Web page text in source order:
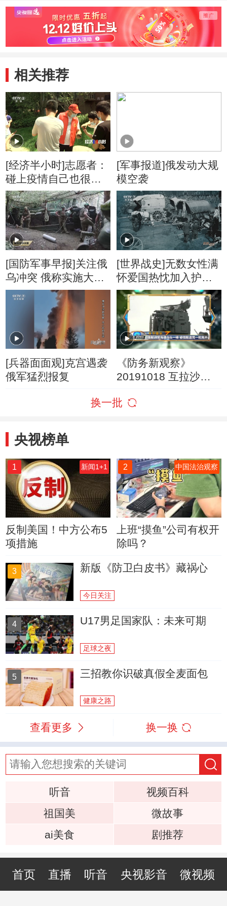
军特别军事行动
相关推荐
[经济半小时]志愿者：
碰上疫情自己也很害
怕 但害怕也得有人挺
身而出
[军事报道]俄发动大规
模空袭
[国防军事早报]关注俄
乌冲突 俄称实施大规
模打击 乌称击退多次
[世界战史]无数女性满
怀爱国热忱加入护士
志愿者队伍
[兵器面面观]克宫遇袭
俄军猛烈报复
《防务新观察》
20191018 互拉沙特
达 美俄对抗急剧升
换一批
央视榜单
1 新闻1+1
反制美国！中方公布5
项措施
2 中国法治观察
上班“摸鱼”公司有权开
除吗？
3 新版《防卫白皮书》藏祸心
今日关注
4 U17男足国家队：未来可期
足球之夜
5 三招教你识破真假全麦面包
健康之路
查看更多 换一换
听音
视频百科
祖国美
微故事
ai美食
剧推荐
首页 直播 听音 央视影音 微视频